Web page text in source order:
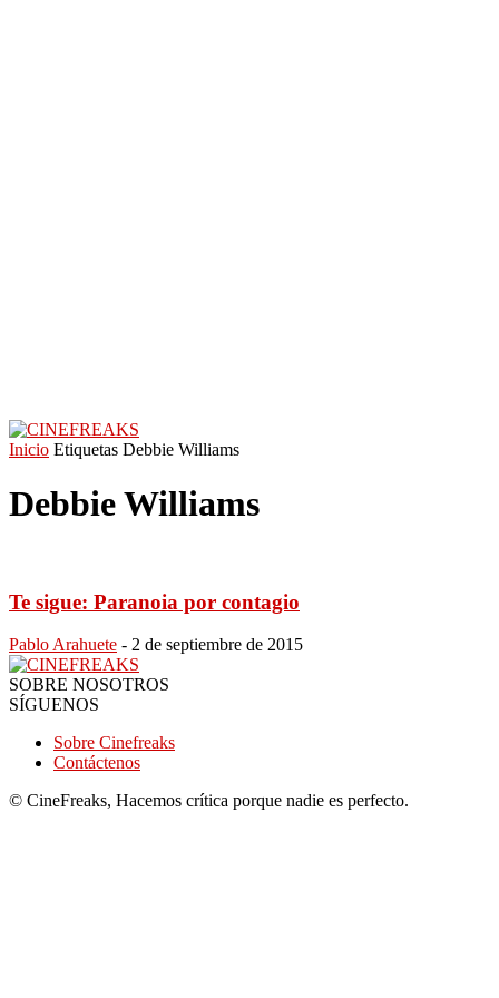
Inicio Etiquetas Debbie Williams
Debbie Williams
Te sigue: Paranoia por contagio
Pablo Arahuete - 2 de septiembre de 2015
SOBRE NOSOTROS
SÍGUENOS
Sobre Cinefreaks
Contáctenos
© CineFreaks, Hacemos crítica porque nadie es perfecto.